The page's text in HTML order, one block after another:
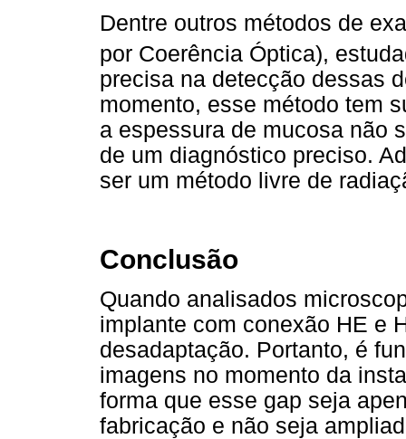
Dentre outros métodos de
por Coerência Óptica),
precisa na detecção dessas
momento, esse método tem
a espessura de mucosa não
de um diagnóstico preciso.
ser um método livre de
Conclusão
Quando analisados
implante com conexão HE e
desadaptação. Portanto, é
imagens no momento da
forma que esse gap seja
fabricação e não seja